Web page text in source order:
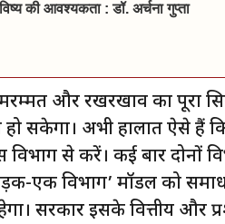
की आवश्यकता : डॉ. अर्चना गुप्ता
और रखरखाव का पूरा
सकेगा। अभी हालात ऐसे हैं
विभाग से करें। कई बार दोनों
एक विभाग’ मॉडल को
सरकार इसके वित्तीय और